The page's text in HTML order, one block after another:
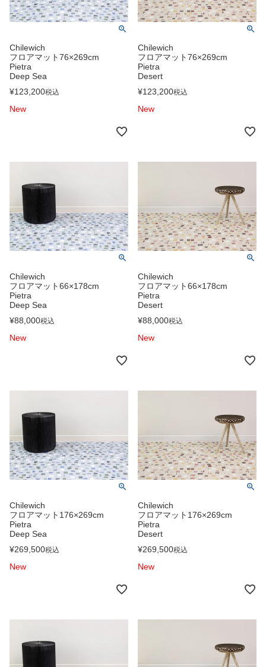
Chilewich
フロアマット76×269cm
Pietra
Deep Sea
¥123,200税込
New
Chilewich
フロアマット76×269cm
Pietra
Desert
¥123,200税込
New
Chilewich
フロアマット66×178cm
Pietra
Deep Sea
¥88,000税込
New
Chilewich
フロアマット66×178cm
Pietra
Desert
¥88,000税込
New
Chilewich
フロアマット176×269cm
Pietra
Deep Sea
¥269,500税込
New
Chilewich
フロアマット176×269cm
Pietra
Desert
¥269,500税込
New